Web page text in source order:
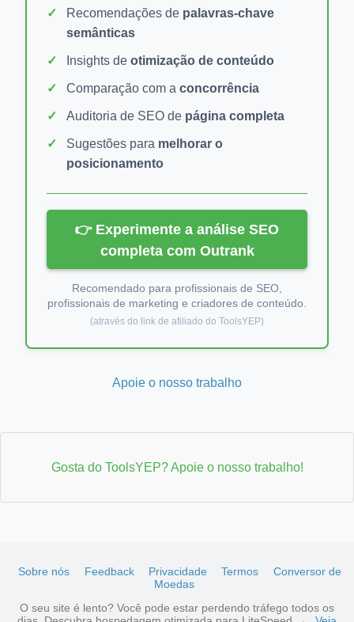
Recomendações de palavras-chave
semânticas
Insights de otimização de conteúdo
Comparação com a concorrência
Auditoria de SEO de página completa
Sugestões para melhorar o
posicionamento
👉 Experimente a análise SEO
completa com Outrank
Recomendado para profissionais de SEO,
profissionais de marketing e criadores de conteúdo.
(através do link de afiliado do ToolsYEP)
Apoie o nosso trabalho
Gosta do ToolsYEP? Apoie o nosso trabalho!
Sobre nós Feedback Privacidade Termos
Conversor de
Moedas
O seu site é lento? Você pode estar perdendo tráfego todos os